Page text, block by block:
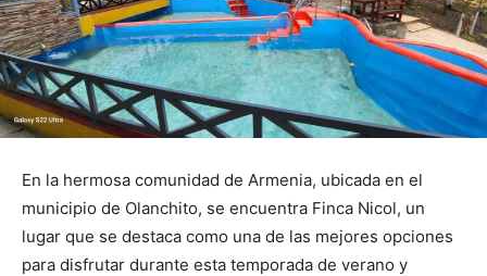
En la hermosa comunidad de Armenia, ubicada en el
municipio de Olanchito, se encuentra Finca Nicol, un
lugar que se destaca como una de las mejores opciones
para disfrutar durante esta temporada de verano y